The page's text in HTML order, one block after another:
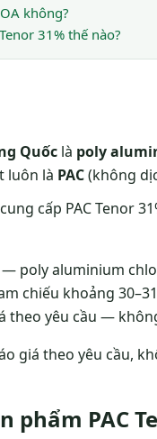
không?
31% thế nào?
Quốc là poly
luôn là PAC(không
cấp PAC Tenor
— poly aluminium
chiếu khoảng
theo yêu cầu —
giá theo yêu cầu,
phẩm PAC